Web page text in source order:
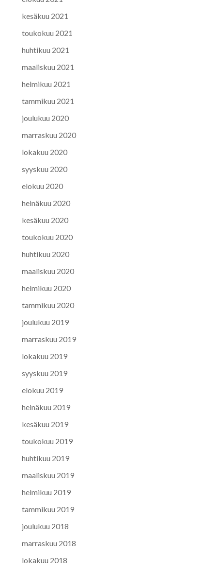
kesäkuu 2021
toukokuu 2021
huhtikuu 2021
maaliskuu 2021
helmikuu 2021
tammikuu 2021
joulukuu 2020
marraskuu 2020
lokakuu 2020
syyskuu 2020
elokuu 2020
heinäkuu 2020
kesäkuu 2020
toukokuu 2020
huhtikuu 2020
maaliskuu 2020
helmikuu 2020
tammikuu 2020
joulukuu 2019
marraskuu 2019
lokakuu 2019
syyskuu 2019
elokuu 2019
heinäkuu 2019
kesäkuu 2019
toukokuu 2019
huhtikuu 2019
maaliskuu 2019
helmikuu 2019
tammikuu 2019
joulukuu 2018
marraskuu 2018
lokakuu 2018